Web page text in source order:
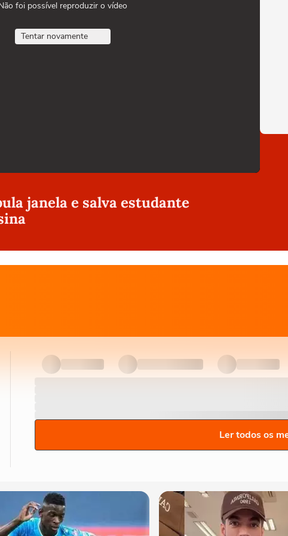
foi possível reproduzir o vídeo
Tentar novamente
janela e salva estudante
Ler todos os